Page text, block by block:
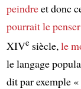
peindreet donc
pourrait le penser
XIVesiècle, le
le langage
dit par exemple «